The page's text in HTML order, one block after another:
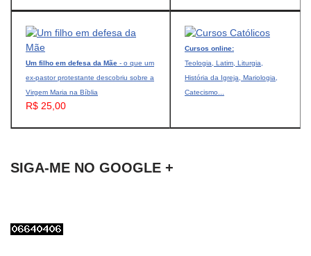
Um filho em defesa da Mãe - o que um
ex-pastor protestante descobriu sobre a
Virgem Maria na Bíblia
R$ 25,00
Cursos online:
Teologia, Latim, Liturgia,
História da Igreja, Mariologia,
Catecismo...
SIGA-ME NO GOOGLE +